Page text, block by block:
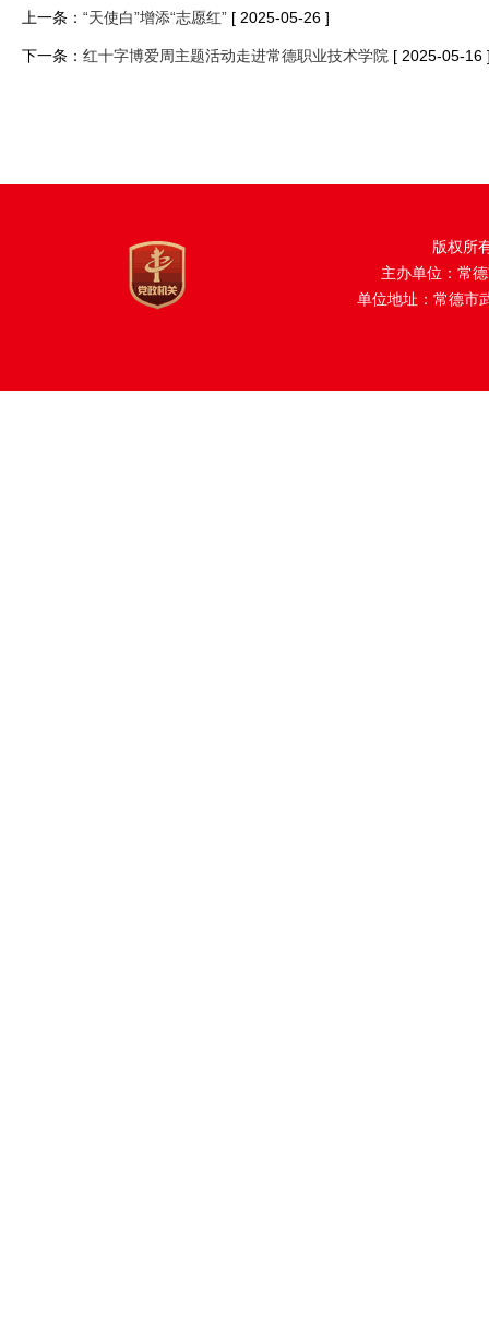
上一条： “天使白”增添“志愿红” [ 2025-05-26 ]
下一条： 红十字博爱周主题活动走进常德职业技术学院 [ 2025-05-16
版权所
主办单位：常
单位地址：常德市